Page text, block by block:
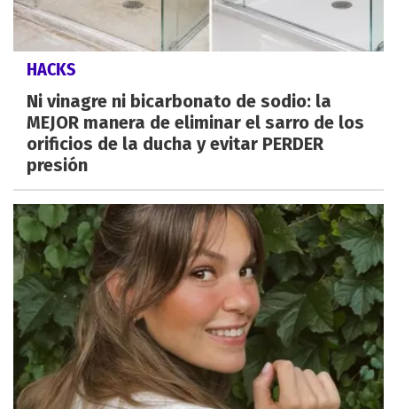
HACKS
Ni vinagre ni bicarbonato de sodio: la
MEJOR manera de eliminar el sarro de los
orificios de la ducha y evitar PERDER
presión